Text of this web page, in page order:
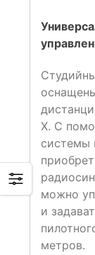
X. С
системы
можно
и
метров.